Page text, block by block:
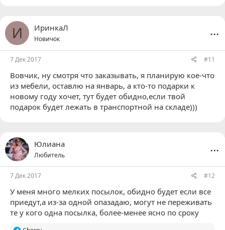
И ИринкаЛ
Новичок
...
7 Дек 2017 #11
Вовчик, ну смотря что заказывать, я планирую кое-что
из мебели, оставлю на январь, а кто-то подарки к
новому году хочет, тут будет обидно,если твой
подарок будет лежать в транспортной на складе)))
Юлиана
Любитель
...
7 Дек 2017 #12
У меня много мелких посылок, обидно будет если все
приедут,а из-за одной опазадаю, могут не переживать
те у кого одна посылка, более-менее ясно по сроку